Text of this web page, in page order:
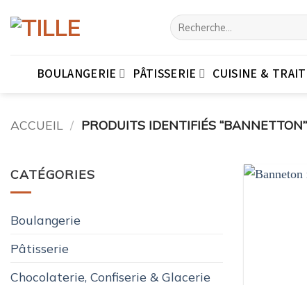
au
Recherche
pour :
BOULANGERIE PÂTISSERIE CUISINE &
ACCUEIL / PRODUITS IDENTIFIÉS “BANNETTON”
CATÉGORIES
Boulangerie
Pâtisserie
Chocolaterie, Confiserie & Glacerie